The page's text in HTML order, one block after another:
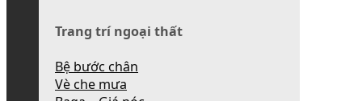
Trang trí ngoại thất
Bệ bước chân
Vè che mưa